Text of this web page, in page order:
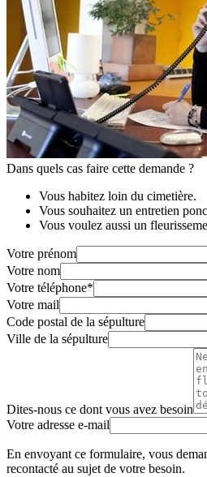
Dans quels cas faire cette demande ?
Vous habitez loin du cimetière.
Vous souhaitez un entretien
Vous voulez aussi un
Votre prénom
Votre nom
Votre téléphone*
Votre mail
Code postal de la sépulture
Ville de la sépulture
Dites-nous ce dont vous avez besoin
Votre adresse e-mail
En envoyant ce formulaire, vous
recontacté au sujet de votre besoin.